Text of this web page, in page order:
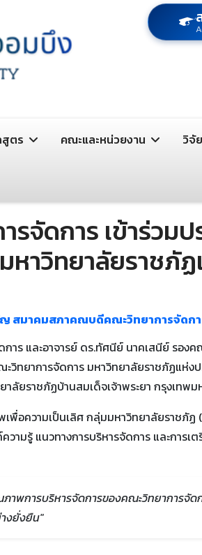
สูตร คณะและหน่วยงาน วิจั
จัดการ เข้าร่วม
าวิทยาลัยราชภัฏ
มาคมสภาคณบดีคณะวิทยาการจัดกา
ร และอาจารย์ ดร.ทัศนีย์ นาคเสนีย์ รอ
ยาการจัดการ มหาวิทยาลัยราชภัฏแห่งป
ลัยราชภัฏบ้านสมเด็จเจ้าพระยา กรุงเทพม
อความเป็นเลิศ กลุ่มมหาวิทยาลัยราชภัฏ
ามรู้ แนวทางการบริหารจัดการ และกา
าพการบริหารจัดการของคณะวิทยาการ
งยั่งยืน"